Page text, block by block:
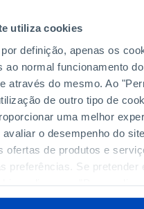
utiliza cookies
definição, apenas os
ao normal funcionamento
através do mesmo. Ao
de outro tipo de
uma melhor
avaliar o desempenho do
ofertas de produtos e
preferências. Se pretender
através da gestão de
(%)
financeiras
(%)
financeiras
NEGÓCIOS DAS
EMPRESAS
(%)
NEGÓCIOS DAS
EMPRESAS
(%)
ECONÓMICAS
ECONÓMICAS
AGRÍCOLA
AGRÍCOLA